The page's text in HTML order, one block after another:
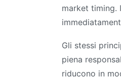
market timing.
Gli stessi
piena
riducono in